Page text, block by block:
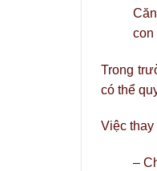
con
Trong
có thể
Việc
–